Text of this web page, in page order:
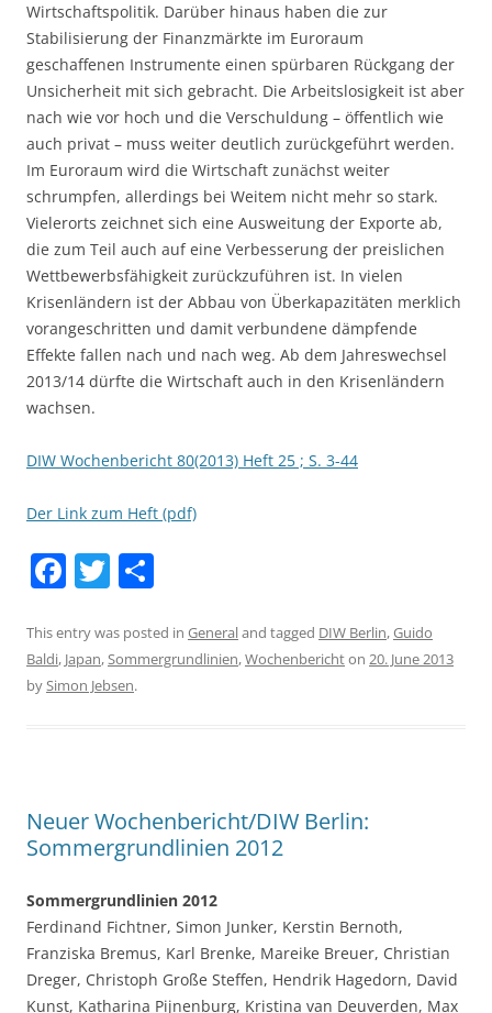
Wirtschaftspolitik. Darüber hinaus haben die zur
Stabilisierung der Finanzmärkte im Euroraum
geschaffenen Instrumente einen spürbaren Rückgang der
Unsicherheit mit sich gebracht. Die Arbeitslosigkeit ist aber
nach wie vor hoch und die Verschuldung – öffentlich wie
auch privat – muss weiter deutlich zurückgeführt werden.
Im Euroraum wird die Wirtschaft zunächst weiter
schrumpfen, allerdings bei Weitem nicht mehr so stark.
Vielerorts zeichnet sich eine Ausweitung der Exporte ab,
die zum Teil auch auf eine Verbesserung der preislichen
Wettbewerbsfähigkeit zurückzuführen ist. In vielen
Krisenländern ist der Abbau von Überkapazitäten merklich
vorangeschritten und damit verbundene dämpfende
Effekte fallen nach und nach weg. Ab dem Jahreswechsel
2013/14 dürfte die Wirtschaft auch in den Krisenländern
wachsen.
DIW Wochenbericht 80(2013) Heft 25 ; S. 3-44
Der Link zum Heft (pdf)
F
c
e
k
T
itt
er
ar
e
This entry was posted in Generaland tagged DIW Berlin,Guido
Baldi, Japan,Sommergrundlinien,Wochenberichton 20. June 2013
bySimon Jebsen.
Neuer Wochenbericht/DIW Berlin:
Sommergrundlinien 2012
Sommergrundlinien 2012
Ferdinand Fichtner, Simon Junker, Kerstin Bernoth,
Franziska Bremus, Karl Brenke, Mareike Breuer, Christian
Dreger, Christoph Große Steffen, Hendrik Hagedorn, David
Kunst, Katharina Pijnenburg, Kristina van Deuverden, Max